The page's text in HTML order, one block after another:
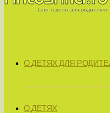
О ДЕТЯХ ДЛЯ
О ДЕТЯХ